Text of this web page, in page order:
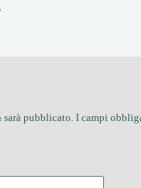
pubblicato. I campi